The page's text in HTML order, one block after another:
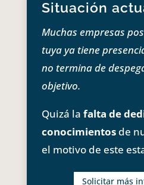
Situación
Muchas empresas
tuya ya tiene
no termina de
objetivo.
Quizá la falta de
conocimientosde
el motivo de este
Solicitar más